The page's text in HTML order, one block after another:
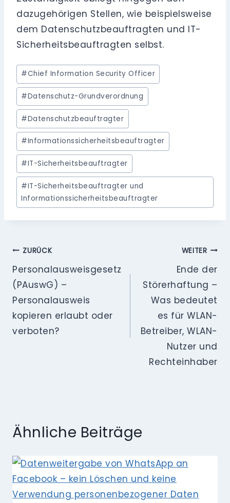
dazugehörigen Stellen, wie beispielsweise
dem Datenschutzbeauftragten und IT-
Sicherheitsbeauftragten selbst.
Schlagworte:
#Chief Information Security Officer
#Datenschutz-Grundverordnung
#Datenschutzbeauftragter
#Informationssicherheitsbeauftragter
#IT-Sicherheitsbeauftragter
#IT-Sicherheitsbeauftragter und
Informationssicherheitsbeauftragter
Beitragsnavigation
ZURÜCK
Personalausweisgesetz
(PAuswG) –
Personalausweis
kopieren erlaubt oder
verboten?
WEITER
Ende der
Störerhaftung –
Was bedeutet
es für WLAN-
Betreiber, WLAN-
Nutzer und
Rechteinhaber
Ähnliche Beiträge